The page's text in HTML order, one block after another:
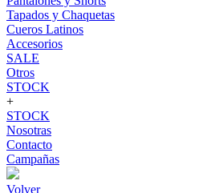
Tapados y Chaquetas
Cueros Latinos
Accesorios
SALE
Otros
STOCK
+
STOCK
Nosotras
Contacto
Campañas
Volver